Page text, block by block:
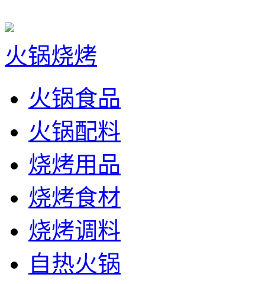
火锅烧烤
火锅食品
火锅配料
烧烤用品
烧烤食材
烧烤调料
自热火锅